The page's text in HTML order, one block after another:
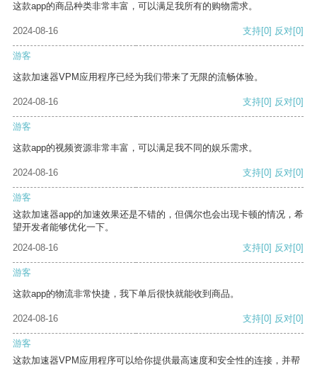
这款app的商品种类非常丰富，可以满足我所有的购物需求。
2024-08-16 支持[0] 反对[0]
游客
这款加速器VPM应用程序已经为我们带来了无限的流畅体验。
2024-08-16 支持[0] 反对[0]
游客
这款app的视频资源非常丰富，可以满足我不同的娱乐需求。
2024-08-16 支持[0] 反对[0]
游客
这款加速器app的加速效果还是不错的，但偶尔也会出现卡顿的情况，希
望开发者能够优化一下。
2024-08-16
支持[0] 反对[0]
游客
这款app的物流非常快捷，我下单后很快就能收到商品。
2024-08-16 支持[0] 反对[0]
游客
这款加速器VPM应用程序可以给你提供最高速度和安全性的连接，并帮